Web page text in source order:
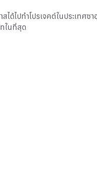
ปทำโปรเจคต์ในประเทศซา
ในที่สุด